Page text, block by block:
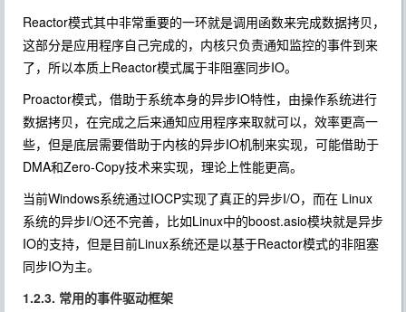
Reactor模式其中非常重要的一环就是调用函数来完成数据拷贝，
这部分是应用程序自己完成的，内核只负责通知监控的事件到来
了，所以本质上Reactor模式属于非阻塞同步IO。
Proactor模式，借助于系统本身的异步IO特性，由操作系统进行
数据拷贝，在完成之后来通知应用程序来取就可以，效率更高一
些，但是底层需要借助于内核的异步IO机制来实现，可能借助于
DMA和Zero-Copy技术来实现，理论上性能更高。
当前Windows系统通过IOCP实现了真正的异步I/O，而在 Linux
系统的异步I/O还不完善，比如Linux中的boost.asio模块就是异步
IO的支持，但是目前Linux系统还是以基于Reactor模式的非阻塞
同步IO为主。
1.2.3. 常用的事件驱动框架